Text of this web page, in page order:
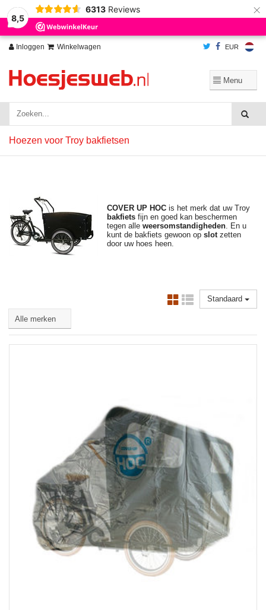
8,5
6313 Reviews ×
Inloggen Winkelwagen EUR
Hoezen voor Troy bakfietsen
COVER UP HOC is het merk dat uw Troy
bakfiets fijn en goed kan beschermen
tegen alle weersomstandigheden. En u
kunt de bakfiets gewoon op slotzetten
door uw hoes heen.
Standaard
Wij slaan cookies op om onze website te verbeteren. Is dat akkoord?
Ja
Nee